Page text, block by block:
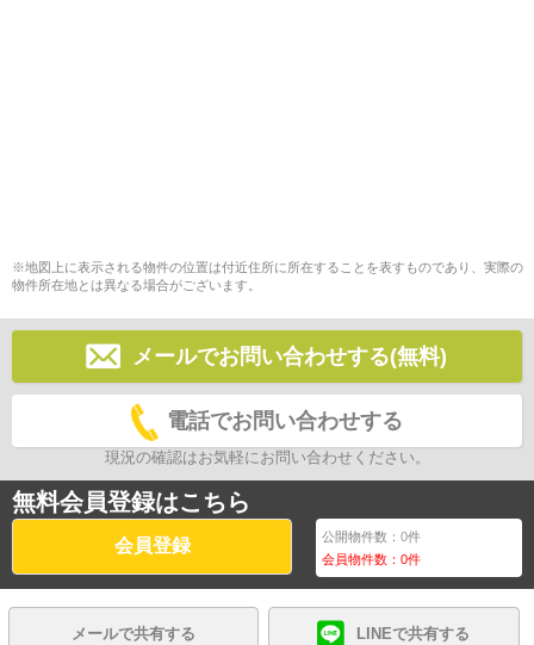
※地図上に表示される物件の位置は付近住所に所在することを表すものであり、実際の
物件所在地とは異なる場合がございます。
メールでお問い合わせする(無料)
電話でお問い合わせする
現況の確認はお気軽にお問い合わせください。
無料会員登録はこちら
会員登録 公開物件数：0件
会員物件数：0件
メールで共有する LINEで共有する